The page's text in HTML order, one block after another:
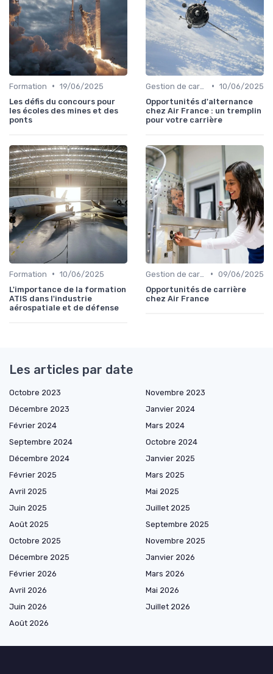
Formation • 19/06/2025
Les défis du concours pour
les écoles des mines et des
ponts
• 10/06/2025
Opportunités d'alternance
chez Air France : un tremplin
pour votre carrière
Formation • 10/06/2025
L'importance de la formation
ATIS dans l'industrie
aérospatiale et de défense
• 09/06/2025
Opportunités de carrière
chez Air France
Les articles par date
Octobre 2023
Novembre 2023
Décembre 2023
Janvier 2024
Février 2024
Mars 2024
Septembre 2024
Octobre 2024
Décembre 2024
Janvier 2025
Février 2025
Mars 2025
Avril 2025
Mai 2025
Juin 2025
Juillet 2025
Août 2025
Septembre 2025
Octobre 2025
Novembre 2025
Décembre 2025
Janvier 2026
Février 2026
Mars 2026
Avril 2026
Mai 2026
Juin 2026
Juillet 2026
Août 2026